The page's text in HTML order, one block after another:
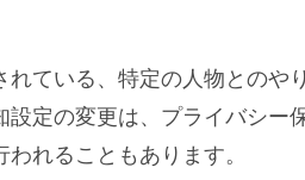
れている、特定の人物とのや
定の変更は、プライバシー
れることもあります。